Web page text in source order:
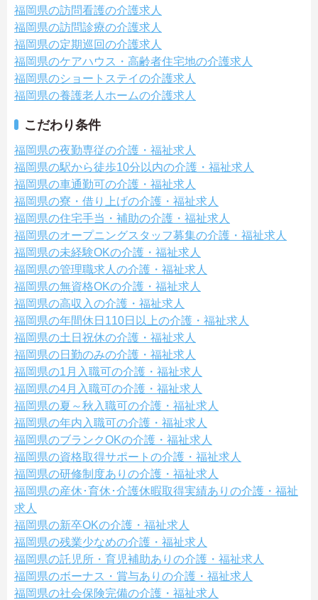
福岡県の訪問看護の介護求人
福岡県の訪問診療の介護求人
福岡県の定期巡回の介護求人
福岡県のケアハウス・高齢者住宅地の介護求人
福岡県のショートステイの介護求人
福岡県の養護老人ホームの介護求人
こだわり条件
福岡県の夜勤専従の介護・福祉求人
福岡県の駅から徒歩10分以内の介護・福祉求人
福岡県の車通勤可の介護・福祉求人
福岡県の寮・借り上げの介護・福祉求人
福岡県の住宅手当・補助の介護・福祉求人
福岡県のオープニングスタッフ募集の介護・福祉求人
福岡県の未経験OKの介護・福祉求人
福岡県の管理職求人の介護・福祉求人
福岡県の無資格OKの介護・福祉求人
福岡県の高収入の介護・福祉求人
福岡県の年間休日110日以上の介護・福祉求人
福岡県の土日祝休の介護・福祉求人
福岡県の日勤のみの介護・福祉求人
福岡県の1月入職可の介護・福祉求人
福岡県の4月入職可の介護・福祉求人
福岡県の夏～秋入職可の介護・福祉求人
福岡県の年内入職可の介護・福祉求人
福岡県のブランクOKの介護・福祉求人
福岡県の資格取得サポートの介護・福祉求人
福岡県の研修制度ありの介護・福祉求人
福岡県の産休･育休･介護休暇取得実績ありの介護・福祉
求人
福岡県の新卒OKの介護・福祉求人
福岡県の残業少なめの介護・福祉求人
福岡県の託児所・育児補助ありの介護・福祉求人
福岡県のボーナス・賞与ありの介護・福祉求人
福岡県の社会保険完備の介護・福祉求人